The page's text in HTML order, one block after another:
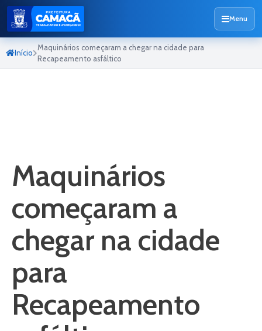
Menu
Início
Maquinários começaram a chegar na cidade para
Recapeamento asfáltico
Maquinários
começaram a
chegar na cidade
para
Recapeamento